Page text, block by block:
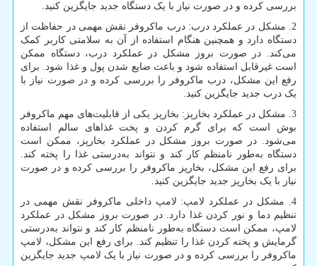
بررسی کرده و در صورت نیاز با یک دستگاه جدید جایگزین کنید.
2. مشکل در عملکرد درب: درب ماکروفر نقش مهمی در حفاظت از
دستگاه دارد و همچنین هنگام استفاده از آن به سلامتی کاربر کمک
می‌کند. در صورت بروز مشکل در عملکرد درب، دستگاه ممکن
است غیرقابل استفاده شود و باعث ضایع شدن پول و غذا شود. برای
رفع این مشکل، درب ماکروفر را بررسی کرده و در صورت نیاز با
یک درب جدید جایگزین کنید.
3. مشکل در عملکرد بخارپز: بخارپز یکی از قابلیت‌های مهم ماکروفر
بوش است که برای گرم کردن و پخت غذاهای سالم استفاده
می‌شود. در صورت بروز مشکل در عملکرد بخارپز، ممکن است
دستگاه به‌طور نامنظم کار کند و نتواند به‌درستی غذا را پخته کند.
برای رفع این مشکل، بخارپز ماکروفر را بررسی کرده و در صورت
نیاز با یک بخارپز جدید جایگزین کنید.
4. مشکل در عملکرد لامپ: لامپ داخلی ماکروفر نقش مهمی در
تنظیم دما و نور کردن غذا دارد. در صورت بروز مشکل در عملکرد
لامپ، ممکن است دستگاه به‌طور نامنظم کار کند و نتواند به‌درستی
گرمایش و پخته کردن غذا را تنظیم کند. برای رفع این مشکل، لامپ
ماکروفر را بررسی کرده و در صورت نیاز با یک لامپ جدید جایگزین